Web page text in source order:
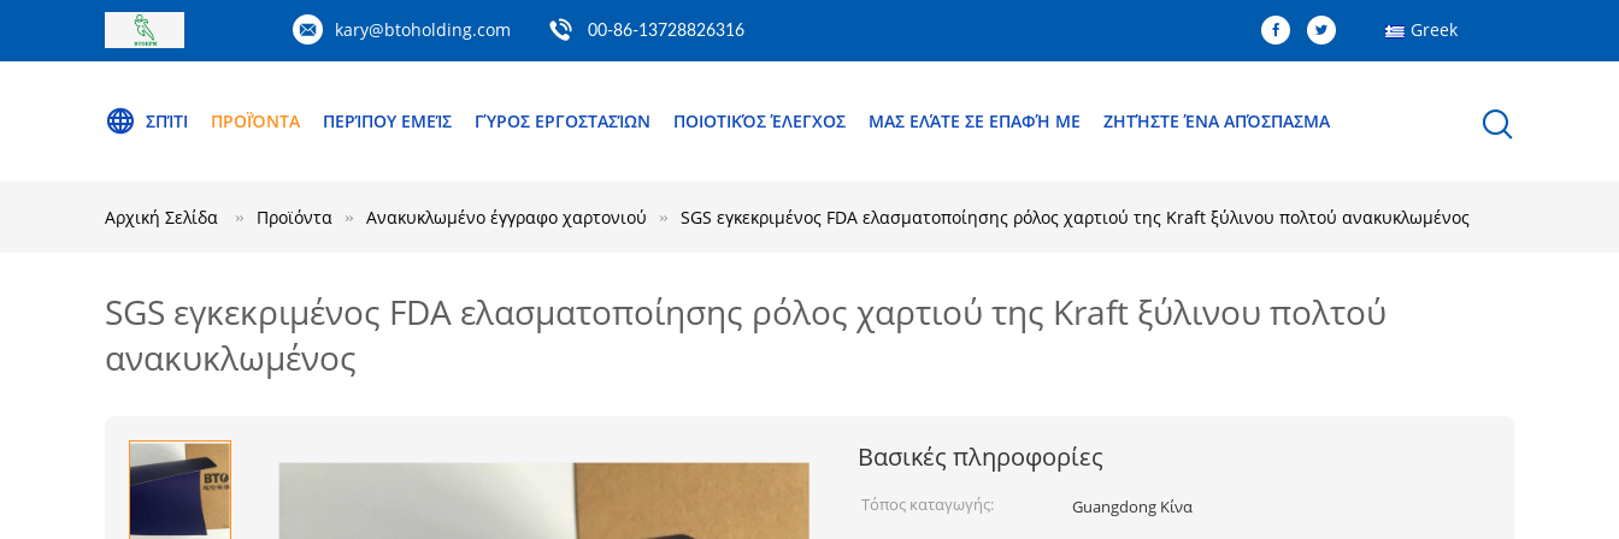
kary@btoholding.com 00-86-13728826316 Greek
ΣΠΊΤΙ ΠΡΟΪΌΝΤΑ ΠΕΡΊΠΟΥ ΕΜΕΊΣ ΓΎΡΟΣ ΕΡΓΟΣΤΑΣΊΩΝ ΠΟΙΟΤΙΚΌΣ ΈΛΕΓΧΟΣ ΜΑΣ ΕΛΆΤΕ ΣΕ ΕΠΑΦΉ ΜΕ ΖΗΤΉΣΤΕ ΈΝΑ ΑΠΌΣΠΑΣΜΑ
Αρχική Σελίδα Προϊόντα Ανακυκλωμένο έγγραφο χαρτονιού SGS εγκεκριμένος FDA ελασματοποίησης ρόλος χαρτιού της Kraft ξύλινου πολτού ανακυκλωμένος
SGS εγκεκριμένος FDA ελασματοποίησης ρόλος χαρτιού της Kraft ξύλινου πολτού
ανακυκλωμένος
Βασικές πληροφορίες
Τόπος καταγωγής:
Guangdong Κίνα